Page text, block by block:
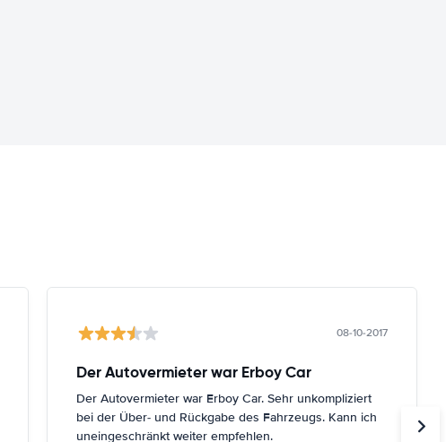
08-10-2017
Der Autovermieter war Erboy Car
Der Autovermieter war Erboy Car. Sehr unkompliziert
bei der Über- und Rückgabe des Fahrzeugs. Kann ich
uneingeschränkt weiter empfehlen.